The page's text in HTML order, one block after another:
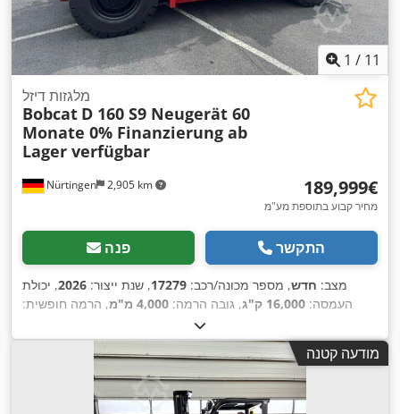
1 / 11
Nürtingen 2,905 km
מלגזות דיזל
Bobcat D 160 S9 Neugerät 60
Monate 0% Finanzierung ab
Lager verfügbar
‏189,999 ‏€
מחיר קבוע בתוספת מע"מ
פנה התקשר
מצב: חדש, מספר מכונה/רכב: 17279, שנת ייצור: 2026, יכולת
העמסה: 16,000 ק"ג , גובה הרמה: 4,000 מ"מ
, הרמה חופשית:
, מרכז העומס:600 מ"מ
טריפלקס, גובה בנייה:3,030 מ"מ , אורך המזלג:2,400 מ"מ
, גודל
הצמיג הקדמי: 12.00-20 100% , גודל צמיג אחורי:12.00-20 100%
משקל כולל:19,300 ק"ג , ציוד: ,
מודעה קטנה